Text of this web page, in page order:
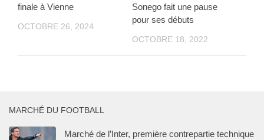
finale à Vienne
OCTOBRE 26, 2024
Sonego fait une pause
pour ses débuts
OCTOBRE 18, 2022
MARCHÉ DU FOOTBALL
Marché de l’Inter, première contrepartie technique